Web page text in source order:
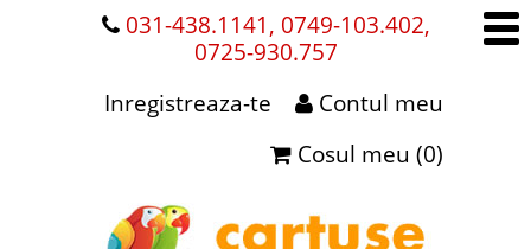
031-438.1141, 0749-103.402,
0725-930.757
Contul meu
Inregistreaza-te
Cosul meu (0)